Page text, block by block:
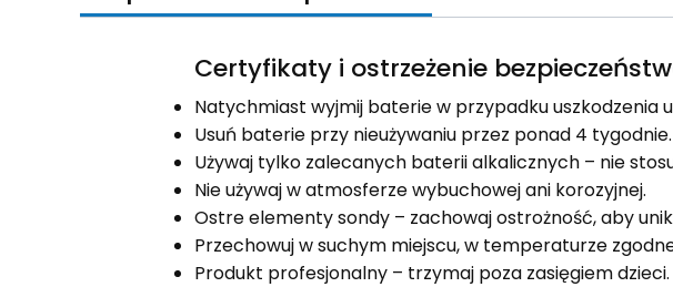
Certyfikaty i ostrzeżenie
Natychmiast wyjmij baterie w przypadku uszkodzenia
Usuń baterie przy nieużywaniu przez ponad 4 tygodnie.
Używaj tylko zalecanych baterii alkalicznych – nie
Nie używaj w atmosferze wybuchowej ani korozyjnej.
Ostre elementy sondy – zachowaj ostrożność, aby
Przechowuj w suchym miejscu, w temperaturze
Produkt profesjonalny – trzymaj poza zasięgiem dzieci.